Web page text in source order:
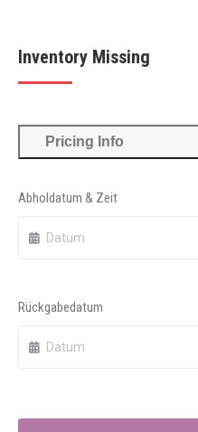
Inventory Missing
Pricing Info
Abholdatum & Zeit
Rückgabedatum